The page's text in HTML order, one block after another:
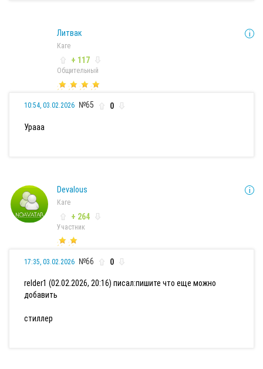
Литвак
Каге
+ 117
Общительный
10:54, 03.02.2026 №65 0
Урааа
Devalous
Каге
+ 264
Участник
17:35, 03.02.2026 №66 0
relder1 (02.02.2026, 20:16) писал:пишите что еще можно
добавить
стиллер